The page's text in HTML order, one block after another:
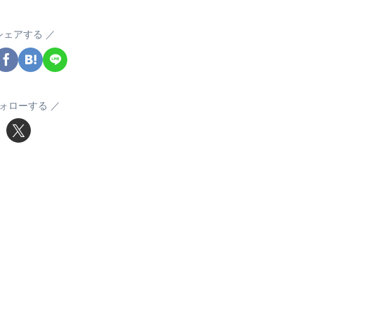
ェアする
ローする